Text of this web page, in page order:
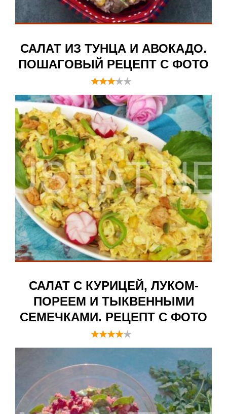
САЛАТ ИЗ ТУНЦА И АВОКАДО.
ПОШАГОВЫЙ РЕЦЕПТ С ФОТО
САЛАТ С КУРИЦЕЙ, ЛУКОМ-
ПОРЕЕМ И ТЫКВЕННЫМИ
СЕМЕЧКАМИ. РЕЦЕПТ С ФОТО